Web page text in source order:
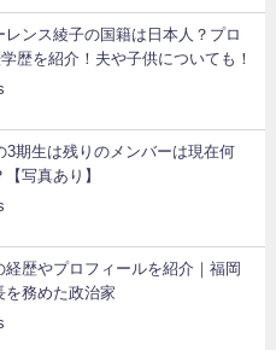
レンス綾子の国籍は日本人？プロ
歴を紹介！夫や子供についても！
3期生は残りのメンバーは現在何
写真あり】
経歴やプロフィールを紹介｜福岡
を務めた政治家